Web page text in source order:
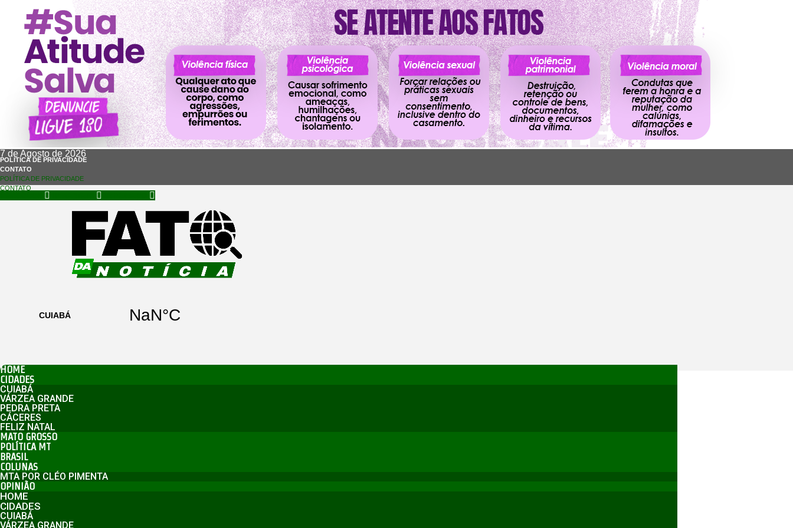
7 de Agosto de 2026
POLÍTICA DE PRIVACIDADE
CONTATO
POLÍTICA DE PRIVACIDADE
CONTATO
HOME
CIDADES
CUIABÁ
VÁRZEA GRANDE
PEDRA PRETA
CÁCERES
FELIZ NATAL
MATO GROSSO
POLÍTICA MT
BRASIL
COLUNAS
MTA POR CLÉO PIMENTA
OPINIÃO
HOME
CIDADES
CUIABÁ
VÁRZEA GRANDE